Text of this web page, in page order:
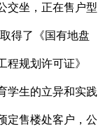
交坐，正在售户型
得了《国有地盘
规划许可证》
学生的立异和实践
定售楼处客户，公